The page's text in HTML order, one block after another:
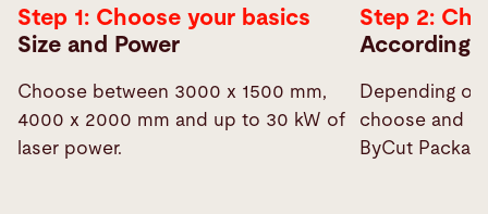
Step 1: Choose your basics
Size and Power
Choose between 3000 x 1500 mm,
4000 x 2000 mm and up to 30 kW of
laser power.
Step 2:
According
Depending
choose and
ByCut